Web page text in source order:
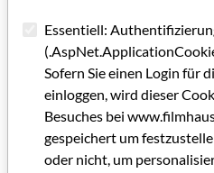
Der Workshop richtet sich an
und interessierte Kreative, die die
generativer KI in der Bild- und
praktisch erproben möchten.
Film oder visueller Konzeption
sich sowohl für Einsteiger*innen in
Teilnehmende mit ersten
Essentiell:
Sofern Sie einen Login für
einloggen, wird dieser
Besuches bei
gespeichert um
oder nicht, um